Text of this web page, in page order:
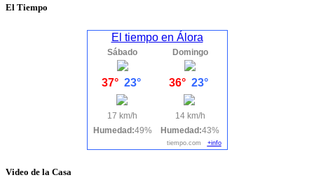
El Tiempo
El tiempo en Álora
Sábado
37° 23°
17 km/h
Humedad:49%
Domingo
36° 23°
14 km/h
Humedad:43%
tiempo.com +info
Video de la Casa